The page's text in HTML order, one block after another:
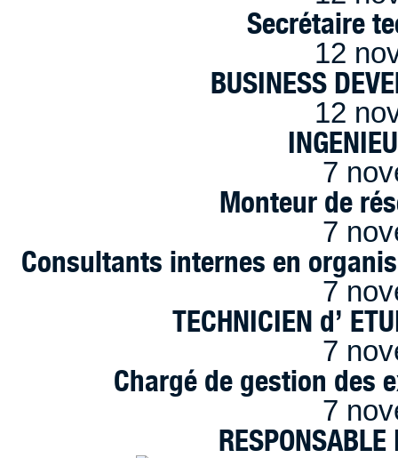
Secrétaire
12
BUSINESS
12
7
Monteur de
7
Consultants internes en
7
TECHNICIEN d’
7
Chargé de gestion des
7